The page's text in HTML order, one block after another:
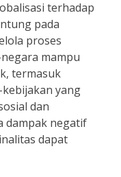
terhadap
pada
proses
mampu
termasuk
yang
dan
dampak negatif
dapat